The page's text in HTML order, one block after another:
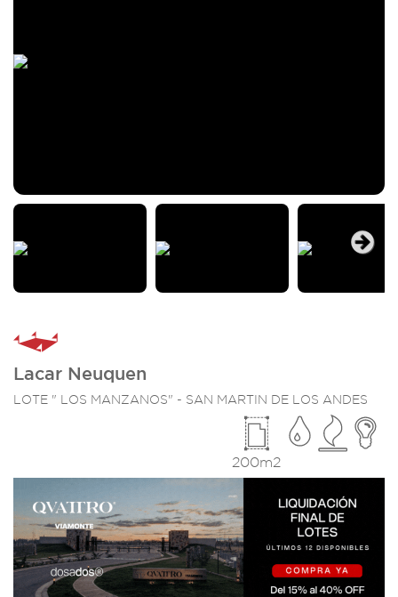
Lacar Neuquen
LOTE " LOS MANZANOS" - SAN MARTIN DE LOS ANDES
200m2